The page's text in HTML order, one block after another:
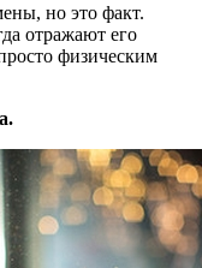
но это факт.
отражают его
физическим